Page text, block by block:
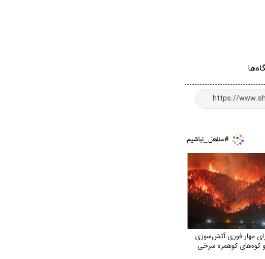
مهار فوری آتش‌سوزی
کوهمره‌ سرخی